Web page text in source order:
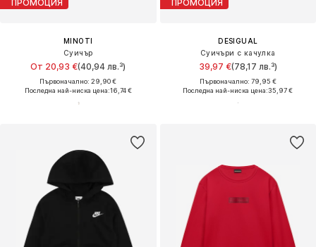
ПРОМОЦИЯ
MINOTI
Суичър
От 20,93 €(40,94 лв.³)
Първоначално: 29,90 €
Последна най-ниска цена:16,74 €
ПРОМОЦИЯ
DESIGUAL
Суичъри с качулка
39,97 €(78,17 лв.³)
Първоначално: 79,95 €
Последна най-ниска цена:35,97 €